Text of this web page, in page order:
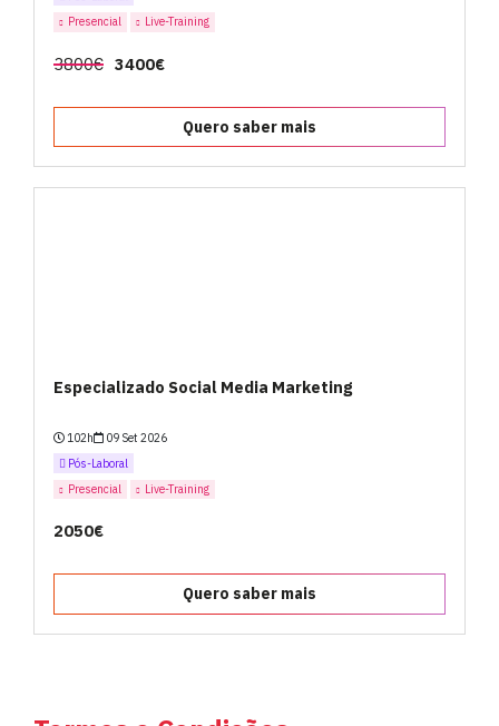
Presencial
Live-Training
3800€ 3400€
Quero saber mais
Especializado Social Media Marketing
102h
09 Set 2026
Pós-Laboral
Presencial
Live-Training
2050€
Quero saber mais